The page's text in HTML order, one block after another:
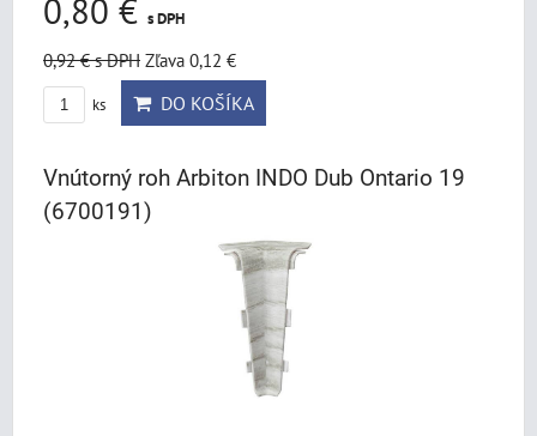
0,80 € s DPH
0,92 €s DPH Zľava 0,12 €
ks DO KOŠÍKA
Vnútorný roh Arbiton INDO Dub Ontario 19
(6700191)